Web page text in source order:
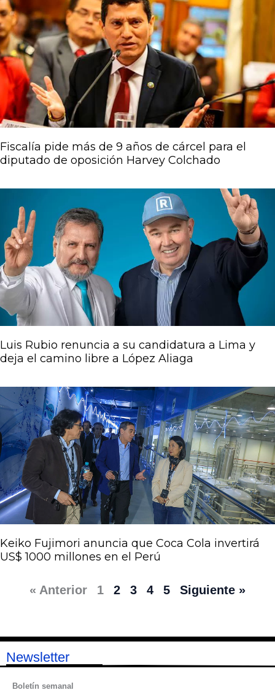
Fiscalía pide más de 9 años de cárcel para el
diputado de oposición Harvey Colchado
Luis Rubio renuncia a su candidatura a Lima y
deja el camino libre a López Aliaga
Keiko Fujimori anuncia que Coca Cola invertirá
US$ 1000 millones en el Perú
« Anterior 1 2 3 4 5 Siguiente »
Newsletter
Boletín semanal